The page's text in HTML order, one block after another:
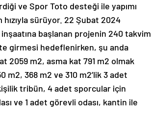
ve Spor Toto desteği ile yapımı
sürüyor. 22 Şubat 2024
başlanan projenin 240 takvim
girmesi hedeflenirken, şu anda
2059 m2, asma kat 791 m2 olmak
368 m2 ve 310 m2’lik 3 adet
tribün, 4 adet sporcular için
ve 1 adet görevli odası, kantin ile